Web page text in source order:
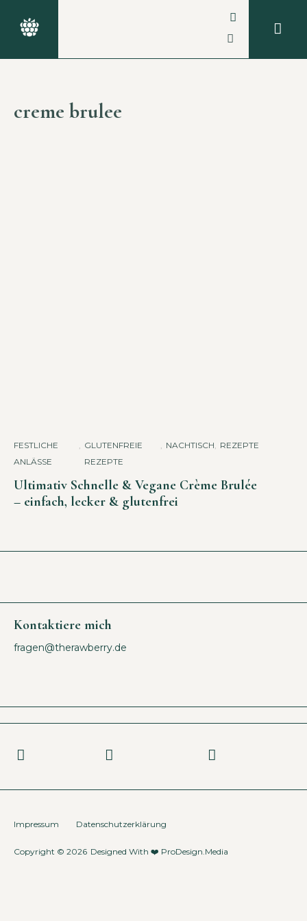
creme brulee
FESTLICHE
ANLÄSSE
GLUTENFREIE
REZEPTE
NACHTISCH REZEPTE
Ultimativ Schnelle & Vegane Crème Brulée
– einfach, lecker & glutenfrei
Kontaktiere mich
fragen@therawberry.de
Copyright © 2026 Designed With ❤️ ProDesign.Media
Impressum Datenschutzerklärung